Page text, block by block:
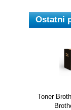
Ostatni
Toner